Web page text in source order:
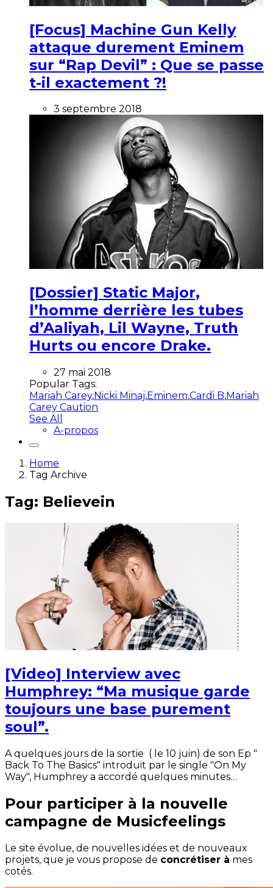
[Focus] Machine Gun Kelly
attaque durement Eminem
sur “Rap Devil” : Que se passe
t-il exactement ?!
3 septembre 2018
[Dossier] Static Major,
l’homme derrière les tubes
d’Aaliyah, Lil Wayne, Truth
Hurts ou encore Drake.
27 mai 2018
Popular Tags:
Mariah Carey,Nicki Minaj,Eminem,Cardi B,Mariah
Carey Caution
See All
A-propos
Home
Tag Archive
Tag: Believein
[Video] Interview avec
Humphrey: “Ma musique garde
toujours une base purement
soul”.
A quelques jours de la sortie ( le 10 juin) de son Ep "
Back To The Basics" introduit par le single "On My
Way", Humphrey a accordé quelques minutes…
Pour participer à la nouvelle
campagne de Musicfeelings
Le site évolue, de nouvelles idées et de nouveaux
projets, que je vous propose de concrétiser à mes
cotés.